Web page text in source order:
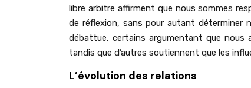
libre arbitre affirment que nous sommes
de réflexion, sans pour autant déterminer
débattue, certains argumentant que nous
tandis que d’autres soutiennent que les
L’évolution des relations